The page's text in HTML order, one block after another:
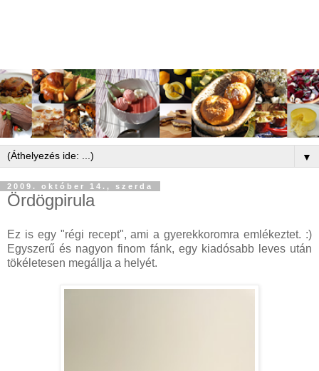
▼
2009. október 14., szerda
Ördögpirula
Ez is egy "régi recept", ami a gyerekkoromra emlékeztet. :)
Egyszerű és nagyon finom fánk, egy kiadósabb leves után
tökéletesen megállja a helyét.